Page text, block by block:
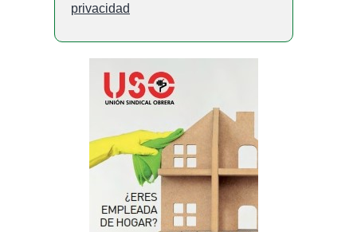
privacidad